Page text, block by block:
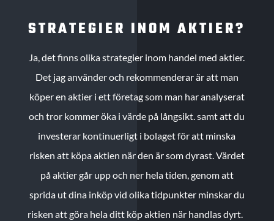
STRATEGIER INOM AKTIER?
Ja, det finns olika strategier inom handel med aktier.
Det jag använder och rekommenderar är att man
köper en aktier i ett företag som man har analyserat
och tror kommer öka i värde på långsikt. samt att du
investerar kontinuerligt i bolaget för att minska
risken att köpa aktien när den är som dyrast. Värdet
på aktier går upp och ner hela tiden, genom att
sprida ut dina inköp vid olika tidpunkter minskar du
risken att göra hela ditt köp aktien när handlas dyrt.